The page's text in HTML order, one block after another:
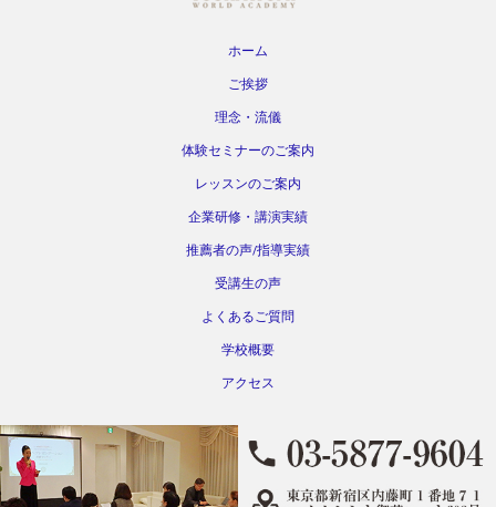
ホーム
ご挨拶
理念・流儀
体験セミナーのご案内
レッスンのご案内
企業研修・講演実績
推薦者の声/指導実績
受講生の声
よくあるご質問
学校概要
アクセス